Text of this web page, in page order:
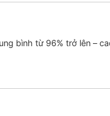
bình từ 96% trở lên –